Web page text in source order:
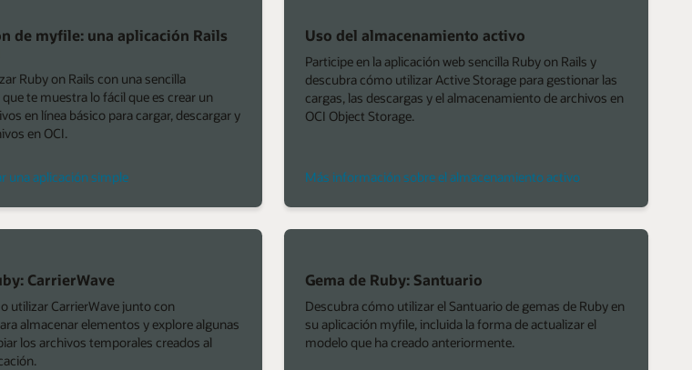
de myfile: una aplicación Rails
Ruby on Rails con una sencilla
te muestra lo fácil que es crear un
en línea básico para cargar, descargar y
en OCI.
una aplicación simple
Uso del almacenamiento activo
Participe en la aplicación web sencilla Ruby on Rails y
descubra cómo utilizar Active Storage para gestionar las
cargas, las descargas y el almacenamiento de archivos en
OCI Object Storage.
Más información sobre el almacenamiento activo
CarrierWave
utilizar CarrierWave junto con
almacenar elementos y explore algunas
los archivos temporales creados al
Gema de Ruby: Santuario
Descubra cómo utilizar el Santuario de gemas de Ruby en
su aplicación myfile, incluida la forma de actualizar el
modelo que ha creado anteriormente.